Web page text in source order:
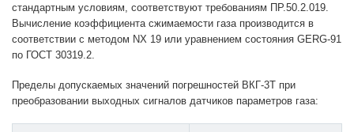
стандартным условиям, соответствуют требованиям ПР.50.2.019.
Вычисление коэффициента сжимаемости газа производится в
соответствии с методом NX 19 или уравнением состояния GERG-91
по ГОСТ 30319.2.
Пределы допускаемых значений погрешностей ВКГ-3Т при
преобразовании выходных сигналов датчиков параметров газа: